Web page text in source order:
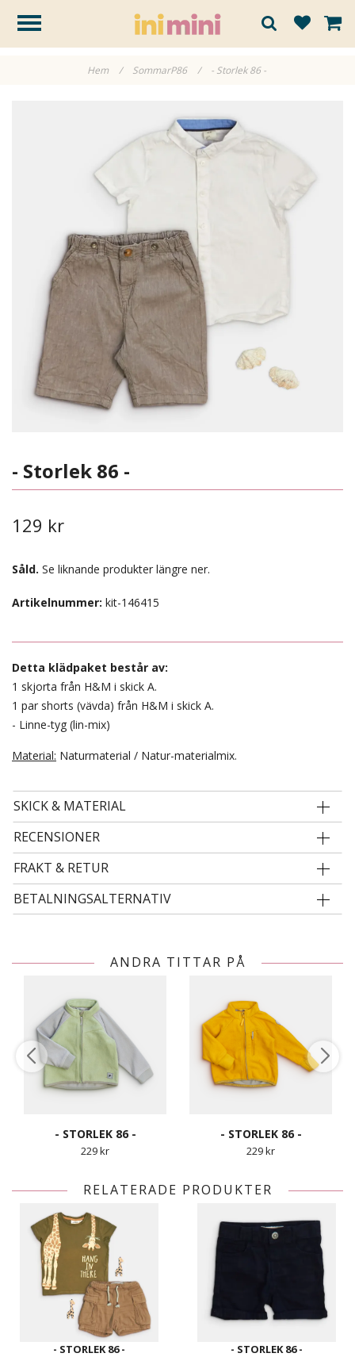
Hem / SommarP86 / - Storlek 86 -
- Storlek 86 -
129 kr
Såld. Se liknande produkter längre ner.
Artikelnummer: kit-146415
Detta klädpaket består av:
1 skjorta från H&M i skick A.
1 par shorts (vävda) från H&M i skick A.
- Linne-tyg (lin-mix)
Material: Naturmaterial / Natur-materialmix.
SKICK & MATERIAL
RECENSIONER
FRAKT & RETUR
BETALNINGSALTERNATIV
ANDRA TITTAR PÅ
- STORLEK 86 -
229 kr
- STORLEK 86 -
229 kr
RELATERADE PRODUKTER
- STORLEK 86 -
- STORLEK 86 -